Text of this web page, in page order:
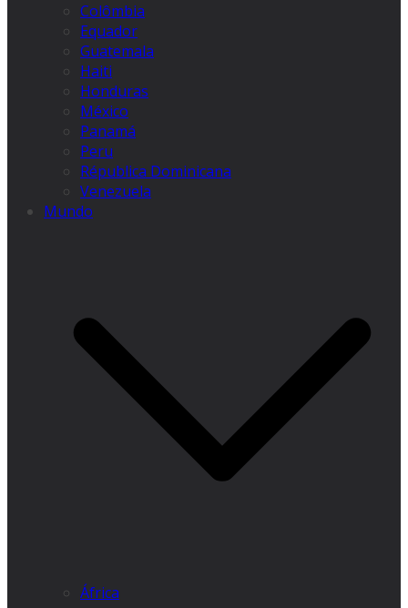
Colômbia
Equador
Guatemala
Haiti
Honduras
México
Panamá
Peru
Républica Dominicana
Venezuela
Mundo
África